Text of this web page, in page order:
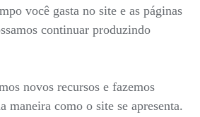
você gasta no site e as páginas
continuar produzindo
novos recursos e fazemos
maneira como o site se apresenta.